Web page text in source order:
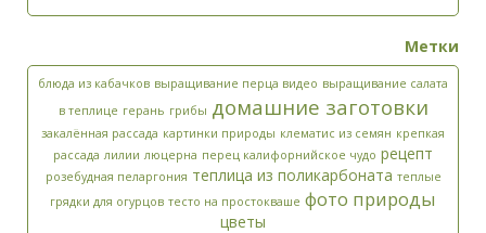
Введите ответ:*
× 9 = 9
Метки
блюда из кабачков выращивание перца видео выращивание салата
в теплице герань грибы домашние заготовки
закалённая рассада картинки природы клематис из семян крепкая
рассада лилии люцерна перец калифорнийское чудо рецепт
розебудная пеларгония теплица из поликарбоната теплые
грядки для огурцов тесто на простокваше фото природы
цветы